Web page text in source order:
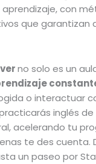
con
que garantizan
no solo es un
o interactuar
inglés
acelerando tu
te des cuenta.
un paseo por